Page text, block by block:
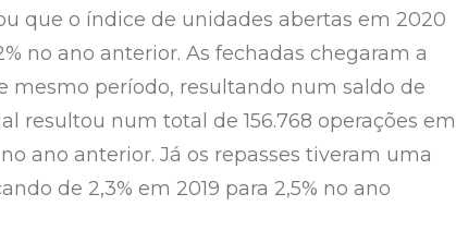
que o índice de unidades abertas em 2020
no ano anterior. As fechadas chegaram a
mesmo período, resultando num saldo de
resultou num total de 156.768 operações em
ano anterior. Já os repasses tiveram uma
de 2,3% em 2019 para 2,5% no ano